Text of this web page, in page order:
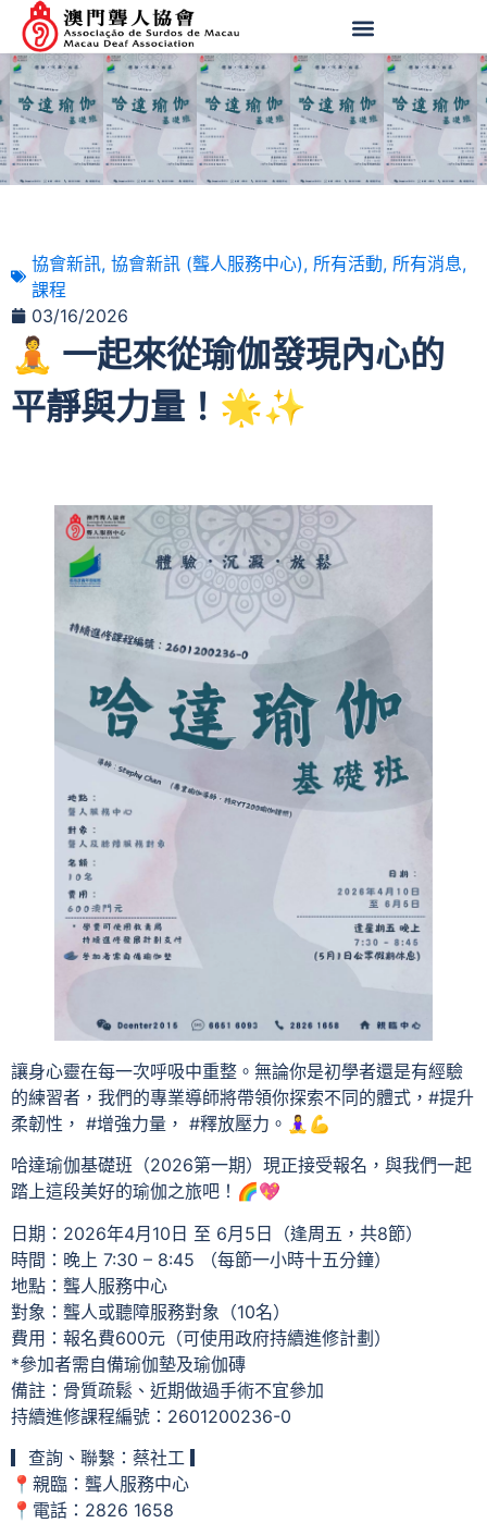
協會新訊, 協會新訊 (聾人服務中心), 所有活動, 所有消息,
課程
03/16/2026
🧘 一起來從瑜伽發現內心的
平靜與力量！🌟✨
讓身心靈在每一次呼吸中重整。無論你是初學者還是有經驗
的練習者，我們的專業導師將帶領你探索不同的體式，#提升
柔韌性， #增強力量， #釋放壓力。🧘‍♀💪
哈達瑜伽基礎班（2026第一期）現正接受報名，與我們一起
踏上這段美好的瑜伽之旅吧！🌈💖
日期：2026年4月10日 至 6月5日（逢周五，共8節）
時間：晚上 7:30 – 8:45 （每節一小時十五分鐘）
地點：聾人服務中心
對象：聾人或聽障服務對象（10名）
費用：報名費600元（可使用政府持續進修計劃）
*參加者需自備瑜伽墊及瑜伽磚
備註：骨質疏鬆、近期做過手術不宜參加
持續進修課程編號：2601200236-0
▎查詢、聯繫：蔡社工 ▎
📍親臨：聾人服務中心
📍電話：2826 1658